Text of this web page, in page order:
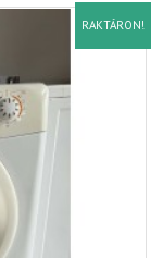
RAKTÁRON!